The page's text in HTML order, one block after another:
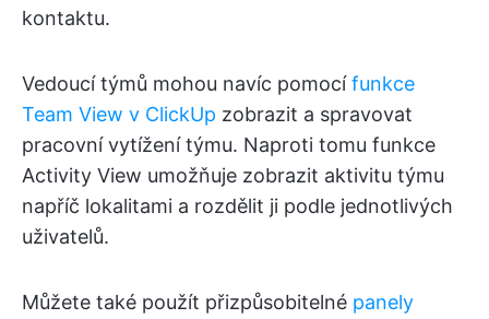
kontaktu.
Vedoucí týmů mohou navíc pomocífunkce
Team View v ClickUp zobrazit a spravovat
pracovní vytížení týmu. Naproti tomu funkce
Activity View umožňuje zobrazit aktivitu týmu
napříč lokalitami a rozdělit ji podle jednotlivých
uživatelů.
Můžete také použít přizpůsobitelné panely